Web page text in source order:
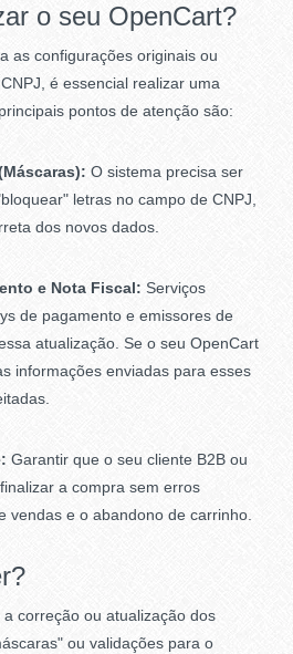
o seu OpenCart?
as configurações originais ou
é essencial realizar uma
pontos de atenção são:
O sistema precisa ser
letras no campo de CNPJ,
dos novos dados.
e Nota Fiscal: Serviços
de pagamento e emissores de
atualização. Se o seu OpenCart
informações enviadas para esses
Garantir que o seu cliente B2B ou
a compra sem erros
vendas e o abandono de carrinho.
correção ou atualização dos
ou validações para o